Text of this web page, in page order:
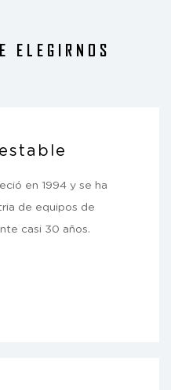
ELEGIRNOS
en 1994 y se ha
de equipos de
casi 30 años.